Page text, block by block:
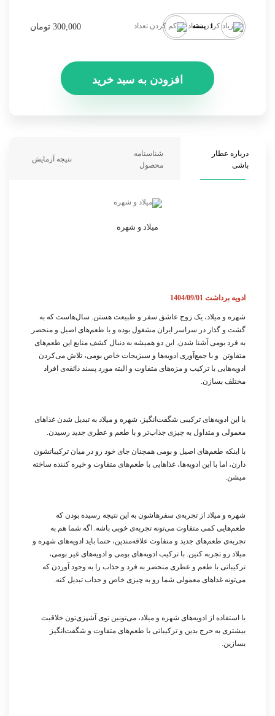
بسته 300,000 تومان
درباره عطار
باشی
شناسنامه
محصول
نتیجه آزمایش
میلاد و شهره
ادویه برداشت 1404/09/01
شهره و میلاد، یک زوج عاشق سفر و طبیعت هستن. سال‌هاست که به
گشت و گذار در سراسر ایران مشغول بوده و با طعم‌های اصیل و منحصر
به فرد بومی آشنا شدن. این دو همیشه به دنبال کشف منابع این طعم‌های
متفاوتن و با جمع‌آوری ادویه‌ها و سبزیجات خاص بومی، تلاش می‌کردن
ادویه‌هایی با ترکیب و مزه‌های متفاوت و البته مورد پسند ذائقه‌ی افراد
مختلف بسازن.
با این ادویه‌های ترکیبی شگفت‌انگیز، شهره و میلاد به تبدیل شدن غذاهای
معمولی و متداول به چیزی جذاب‌تر و با طعم و عطری جدید رسیدن.
با اینکه طعم‌های اصیل و بومی همچنان جای خود رو در میان ترکیباتشون
دارن، اما با این ادویه‌ها، غذاهایی با طعم‌های متفاوت و خیره کننده ساخته
میشن.
شهره و میلاد از تجربه‌ی سفرهاشون به این نتیجه رسیده بودن که
طعم‌هایی کمی متفاوت می‌تونه تجربه‌ی خوبی باشه. اگه شما هم به
تجربه‌ی طعم‌های جدید و متفاوت علاقه‌مندین، حتما باید ادویه‌های شهره و
میلاد رو تجربه کنین. با ترکیب ادویه‌های بومی و ادویه‌های غیر بومی،
ترکیباتی با طعم و عطری منحصر به فرد و جذاب را به وجود آوردن که
می‌تونه غذاهای معمولی شما رو به چیزی خاص و جذاب تبدیل کنه.
با استفاده از ادویه‌های شهره و میلاد، می‌تونین توی آشپزی‌تون خلاقیت
بیشتری به خرج بدین و ترکیباتی با طعم‌های متفاوت و شگفت‌انگیز
بسازین.